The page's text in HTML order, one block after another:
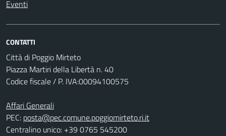
Eventi
CONTATTI
Città di Poggio Mirteto
Piazza Martiri della Libertà n. 40
Codice fiscale / P. IVA:00094100575
Affari Generali
PEC: posta@pec.comune.poggiomirteto.ri.it
Centralino unico: +39 0765 545200